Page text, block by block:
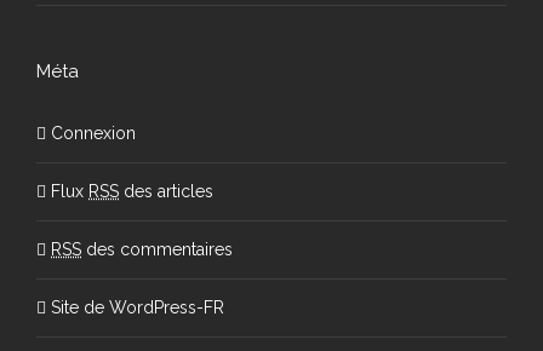
Méta
Connexion
Flux RSS des articles
RSS des commentaires
Site de WordPress-FR